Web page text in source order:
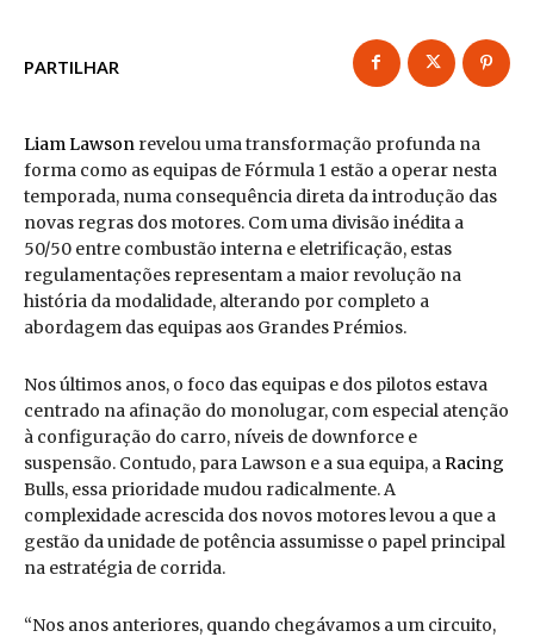
PARTILHAR
Liam Lawson revelou uma transformação profunda na
forma como as equipas de Fórmula 1 estão a operar nesta
temporada, numa consequência direta da introdução das
novas regras dos motores. Com uma divisão inédita a
50/50 entre combustão interna e eletrificação, estas
regulamentações representam a maior revolução na
história da modalidade, alterando por completo a
abordagem das equipas aos Grandes Prémios.
Nos últimos anos, o foco das equipas e dos pilotos estava
centrado na afinação do monolugar, com especial atenção
à configuração do carro, níveis de downforce e
suspensão. Contudo, para Lawson e a sua equipa, aRacing
Bulls, essa prioridade mudou radicalmente. A
complexidade acrescida dos novos motores levou a que a
gestão da unidade de potência assumisse o papel principal
na estratégia de corrida.
“Nos anos anteriores, quando chegávamos a um circuito,